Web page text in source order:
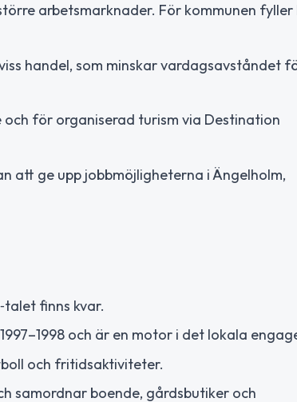
arbetsmarknader. För kommunen
handel, som minskar vardagsavståndet
för organiserad turism via Destination
att ge upp jobbmöjligheterna i Ängelholm,
finns kvar.
och är en motor i det lokala
och fritidsaktiviteter.
samordnar boende, gårdsbutiker och